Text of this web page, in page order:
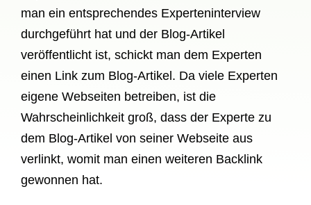
man ein entsprechendes Experteninterview
durchgeführt hat und der Blog-Artikel
veröffentlicht ist, schickt man dem Experten
einen Link zum Blog-Artikel. Da viele Experten
eigene Webseiten betreiben, ist die
Wahrscheinlichkeit groß, dass der Experte zu
dem Blog-Artikel von seiner Webseite aus
verlinkt, womit man einen weiteren Backlink
gewonnen hat.